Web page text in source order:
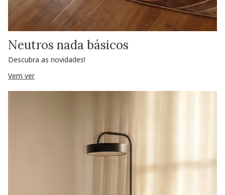
Neutros nada básicos
Descubra as novidades!
Vem ver